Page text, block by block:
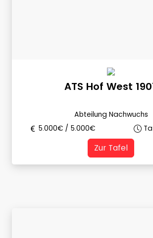
ATS Hof West
Abteilung Nachwuchs
5.000€ / 5.000€
Zur Tafel